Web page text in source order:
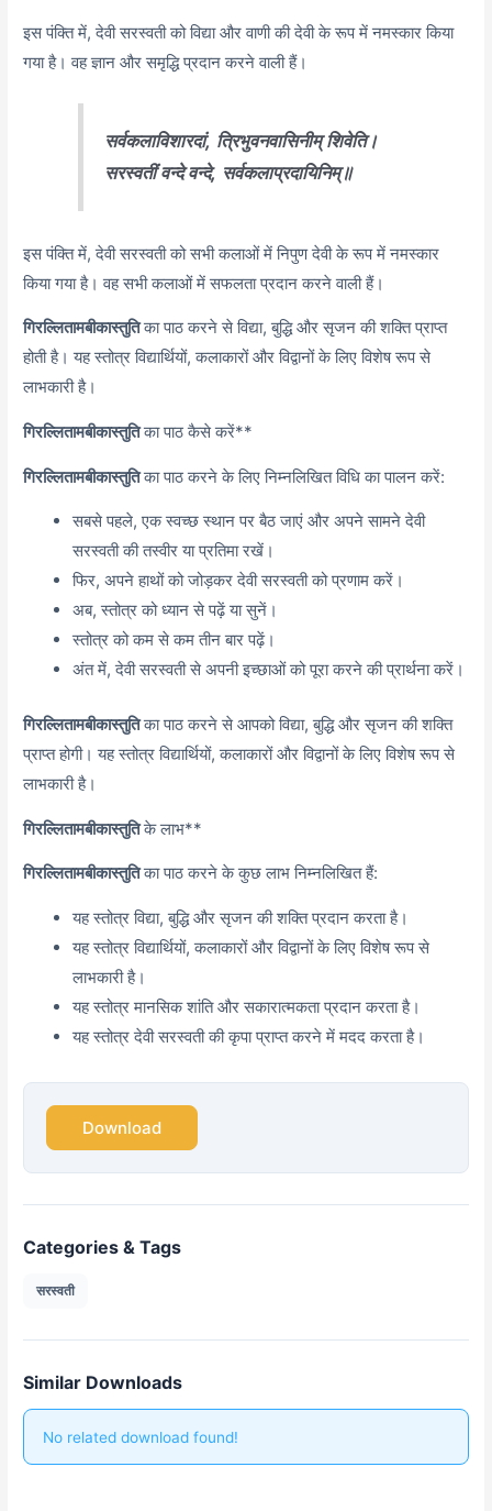
इस पंक्ति में, देवी सरस्वती को विद्या और वाणी की देवी के रूप में नमस्कार किया
गया है। वह ज्ञान और समृद्धि प्रदान करने वाली हैं।
सर्वकलाविशारदां, त्रिभुवनवासिनीम् शिवेति।
सरस्वतीं वन्दे वन्दे, सर्वकलाप्रदायिनिम्॥
इस पंक्ति में, देवी सरस्वती को सभी कलाओं में निपुण देवी के रूप में नमस्कार
किया गया है। वह सभी कलाओं में सफलता प्रदान करने वाली हैं।
गिरल्लितामबीकास्तुतिका पाठ करने से विद्या, बुद्धि और सृजन की शक्ति प्राप्त
होती है। यह स्तोत्र विद्यार्थियों, कलाकारों और विद्वानों के लिए विशेष रूप से
लाभकारी है।
गिरल्लितामबीकास्तुतिका पाठ कैसे करें**
गिरल्लितामबीकास्तुतिका पाठ करने के लिए निम्नलिखित विधि का पालन करें:
सबसे पहले, एक स्वच्छ स्थान पर बैठ जाएं और अपने सामने देवी
सरस्वती की तस्वीर या प्रतिमा रखें।
फिर, अपने हाथों को जोड़कर देवी सरस्वती को प्रणाम करें।
अब, स्तोत्र को ध्यान से पढ़ें या सुनें।
स्तोत्र को कम से कम तीन बार पढ़ें।
अंत में, देवी सरस्वती से अपनी इच्छाओं को पूरा करने की प्रार्थना करें।
गिरल्लितामबीकास्तुतिका पाठ करने से आपको विद्या, बुद्धि और सृजन की शक्ति
प्राप्त होगी। यह स्तोत्र विद्यार्थियों, कलाकारों और विद्वानों के लिए विशेष रूप से
लाभकारी है।
गिरल्लितामबीकास्तुतिके लाभ**
गिरल्लितामबीकास्तुतिका पाठ करने के कुछ लाभ निम्नलिखित हैं:
यह स्तोत्र विद्या, बुद्धि और सृजन की शक्ति प्रदान करता है।
यह स्तोत्र विद्यार्थियों, कलाकारों और विद्वानों के लिए विशेष रूप से
लाभकारी है।
यह स्तोत्र मानसिक शांति और सकारात्मकता प्रदान करता है।
यह स्तोत्र देवी सरस्वती की कृपा प्राप्त करने में मदद करता है।
Download
Categories & Tags
सरस्वती
Similar Downloads
No related download found!